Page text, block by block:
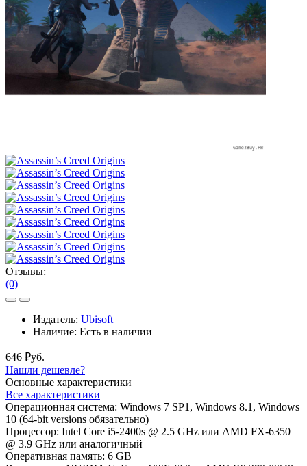
Отзывы:
(0)
Издатель: Ubisoft
Наличие: Есть в наличии
646 ₽уб.
Нашли дешевле?
Основные характеристики
Все характеристики
Операционная система: Windows 7 SP1, Windows 8.1, Windows
10 (64-bit versions обязательно)
Процессор: Intel Core i5-2400s @ 2.5 GHz или AMD FX-6350
@ 3.9 GHz или аналогичный
Оперативная память: 6 GB